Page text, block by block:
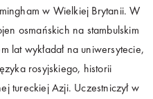
w Wielkiej Brytanii. W
osmańskich na stambulskim
lat wykładał na uniwersytecie,
rosyjskiego, historii
tureckiej Azji. Uczestniczył w